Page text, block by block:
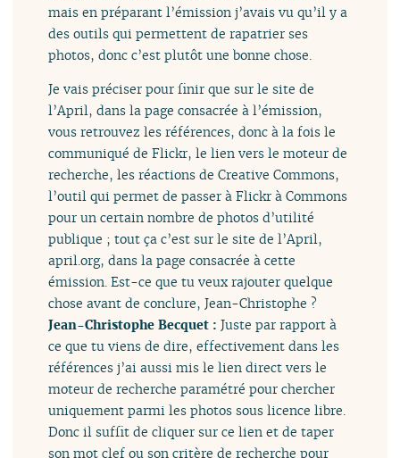
mais en préparant l’émission j’avais vu qu’il y a
des outils qui permettent de rapatrier ses
photos, donc c’est plutôt une bonne chose.
Je vais préciser pour finir que sur le site de
l’April, dans la page consacrée à l’émission,
vous retrouvez les références, donc à la fois le
communiqué de Flickr, le lien vers le moteur de
recherche, les réactions de Creative Commons,
l’outil qui permet de passer à Flickr à Commons
pour un certain nombre de photos d’utilité
publique ; tout ça c’est sur le site de l’April,
april.org, dans la page consacrée à cette
émission. Est-ce que tu veux rajouter quelque
chose avant de conclure, Jean-Christophe ?
Jean-Christophe Becquet :Juste par rapport à
ce que tu viens de dire, effectivement dans les
références j’ai aussi mis le lien direct vers le
moteur de recherche paramétré pour chercher
uniquement parmi les photos sous licence libre.
Donc il suffit de cliquer sur ce lien et de taper
son mot clef ou son critère de recherche pour